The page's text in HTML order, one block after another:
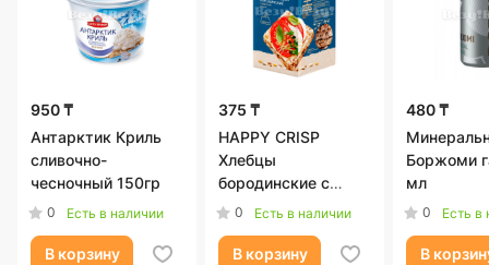
950 ₸
Антарктик Криль
сливочно-
чесночный 150гр
0 Есть в наличии
В корзину
375 ₸
HAPPY CRISP
Хлебцы
бородинские с
морской солью
0 Есть в наличии
В корзину
480 ₸
Боржоми
мл
0 Есть в
В